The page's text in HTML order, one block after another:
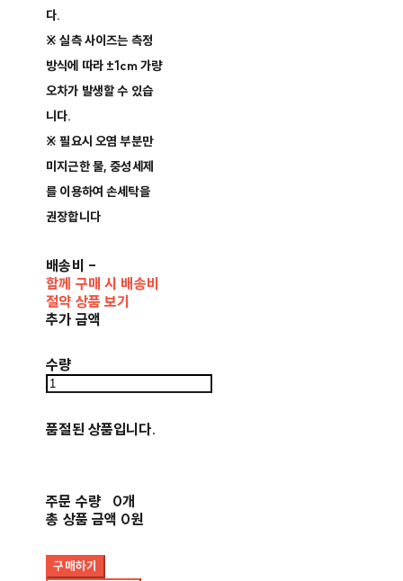
다.
※ 실측 사이즈는 측정
방식에 따라 ±1cm 가량
오차가 발생할 수 있습
니다.
※ 필요시 오염 부분만
미지근한 물, 중성세제
를 이용하여 손세탁을
권장합니다
배송비 -
함께 구매 시 배송비
절약 상품 보기
추가 금액
수량
품절된 상품입니다.
주문 수량
0개
총 상품 금액 0원
구매하기